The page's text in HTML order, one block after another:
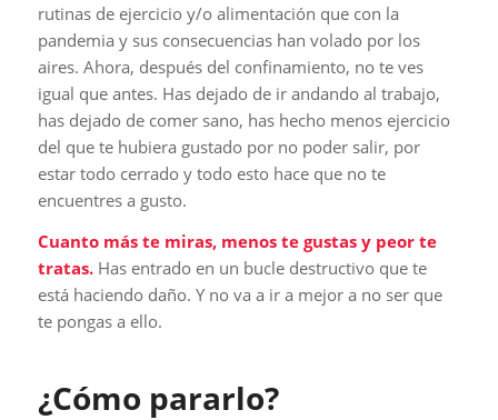
rutinas de ejercicio y/o alimentación que con la
pandemia y sus consecuencias han volado por los
aires. Ahora, después del confinamiento, no te ves
igual que antes. Has dejado de ir andando al trabajo,
has dejado de comer sano, has hecho menos ejercicio
del que te hubiera gustado por no poder salir, por
estar todo cerrado y todo esto hace que no te
encuentres a gusto.
Cuanto más te miras, menos te gustas y peor te
tratas.Has entrado en un bucle destructivo que te
está haciendo daño. Y no va a ir a mejor a no ser que
te pongas a ello.
¿Cómo pararlo?